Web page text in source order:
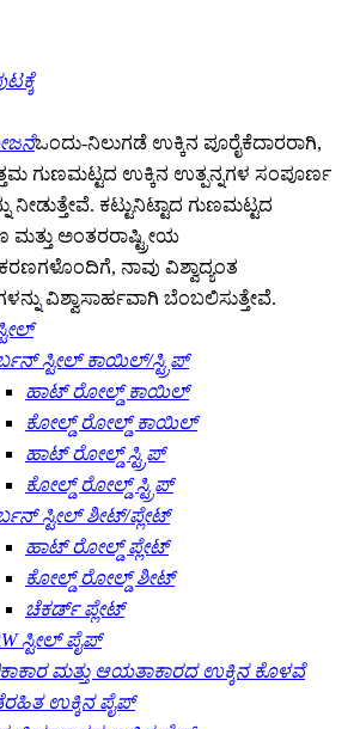
ಒಂದು-ನಿಲುಗಡೆ ಉಕ್ಕಿನ ಪೂರೈಕೆದಾರರಾಗಿ,
ಗುಣಮಟ್ಟದ ಉಕ್ಕಿನ ಉತ್ಪನ್ನಗಳ ಸಂಪೂರ್ಣ
ನೀಡುತ್ತೇವೆ. ಕಟ್ಟುನಿಟ್ಟಾದ ಗುಣಮಟ್ಟದ
ಅಂತರರಾಷ್ಟ್ರೀಯ
ನಾವು ವಿಶ್ವಾದ್ಯಂತ
ವಿಶ್ವಾಸಾರ್ಹವಾಗಿ ಬೆಂಬಲಿಸುತ್ತೇವೆ.
ಸ್ಟೀಲ್ ಕಾಯಿಲ್/ಸ್ಟ್ರಿಪ್
ಹಾಟ್ ರೋಲ್ಡ್ ಕಾಯಿಲ್
ಕೋಲ್ಡ್ ರೋಲ್ಡ್ ಕಾಯಿಲ್
ಹಾಟ್ ರೋಲ್ಡ್ ಸ್ಟ್ರಿಪ್
ಕೋಲ್ಡ್ ರೋಲ್ಡ್ ಸ್ಟ್ರಿಪ್
ಸ್ಟೀಲ್ ಶೀಟ್/ಪ್ಲೇಟ್
ಹಾಟ್ ರೋಲ್ಡ್ ಪ್ಲೇಟ್
ಕೋಲ್ಡ್ ರೋಲ್ಡ್ ಶೀಟ್
ಚೆಕರ್ಡ್ ಪ್ಲೇಟ್
ಸ್ಟೀಲ್ ಪೈಪ್
ಮತ್ತು ಆಯತಾಕಾರದ ಉಕ್ಕಿನ ಕೊಳವೆ
ಉಕ್ಕಿನ ಪೈಪ್